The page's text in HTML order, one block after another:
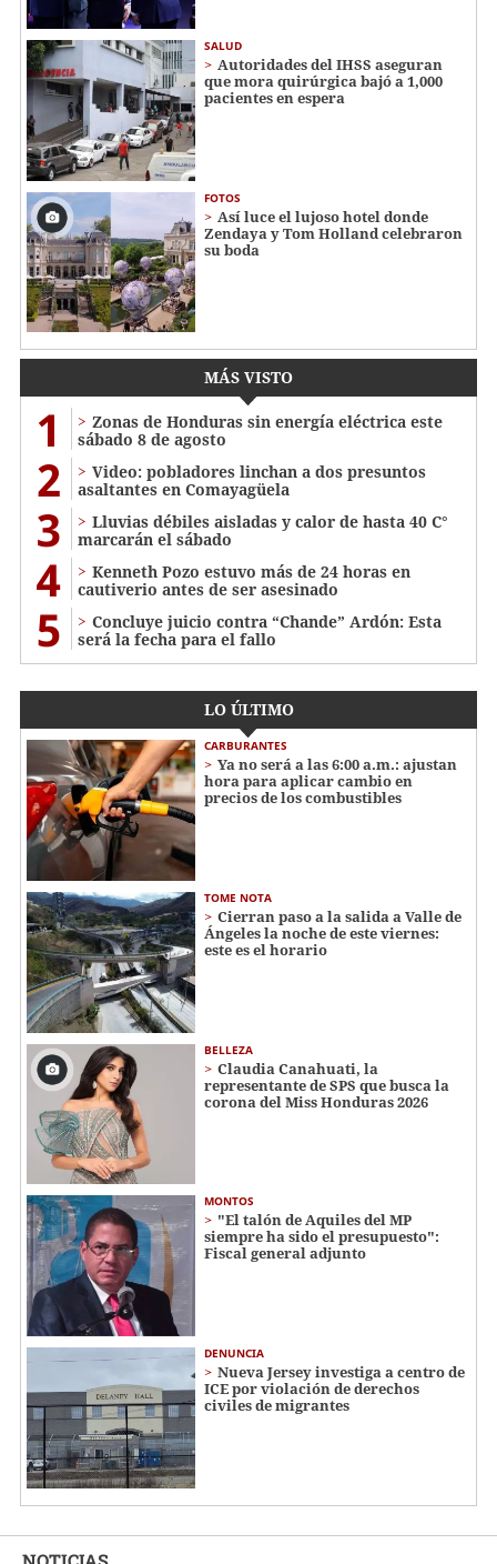
SALUD
Autoridades del IHSS aseguran
que mora quirúrgica bajó a 1,000
pacientes en espera
FOTOS
Así luce el lujoso hotel donde
Zendaya y Tom Holland celebraron
su boda
MÁS VISTO
1
Zonas de Honduras sin energía eléctrica este
sábado 8 de agosto
2
Video: pobladores linchan a dos presuntos
asaltantes en Comayagüela
3
Lluvias débiles aisladas y calor de hasta 40 C°
marcarán el sábado
4
Kenneth Pozo estuvo más de 24 horas en
cautiverio antes de ser asesinado
5
Concluye juicio contra “Chande” Ardón: Esta
será la fecha para el fallo
LO ÚLTIMO
CARBURANTES
Ya no será a las 6:00 a.m.: ajustan
hora para aplicar cambio en
precios de los combustibles
TOME NOTA
Cierran paso a la salida a Valle de
Ángeles la noche de este viernes:
este es el horario
BELLEZA
Claudia Canahuati, la
representante de SPS que busca la
corona del Miss Honduras 2026
MONTOS
"El talón de Aquiles del MP
siempre ha sido el presupuesto":
Fiscal general adjunto
DENUNCIA
Nueva Jersey investiga a centro de
ICE por violación de derechos
civiles de migrantes